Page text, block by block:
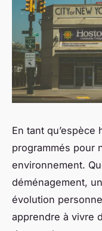
En tant qu’espèce
programmés pour
environnement.
déménagement,
évolution
apprendre à vivre